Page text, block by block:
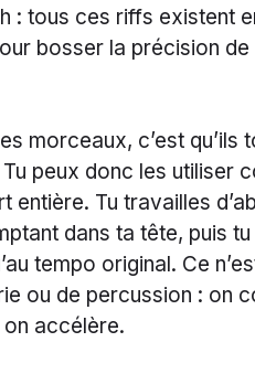
: tous ces riffs existent
bosser la précision
morceaux, c’est qu’ils
peux donc les utiliser
entière. Tu travailles
dans ta tête, puis
tempo original. Ce
ou de percussion : on
accélère.